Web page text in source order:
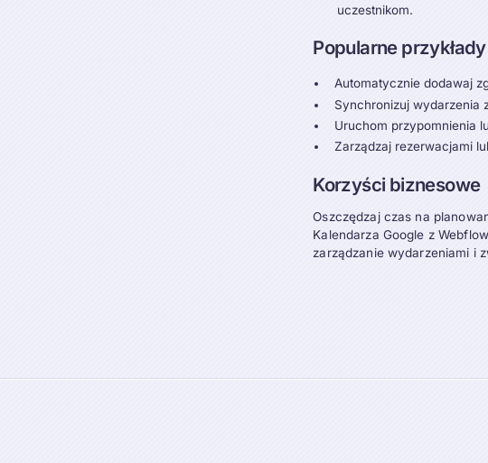
uczestnikom.
Popularne
Automatycznie dodawaj
Synchronizuj wydarzenia
Uruchom przypomnienia
Zarządzaj rezerwacjami
Korzyści biznesowe
Oszczędzaj czas na
Kalendarza Google z
zarządzanie wydarzeniami i